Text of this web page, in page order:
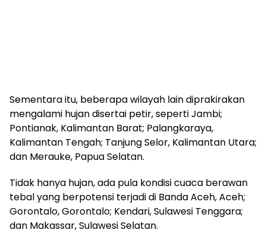
Sementara itu, beberapa wilayah lain diprakirakan
mengalami hujan disertai petir, seperti Jambi;
Pontianak, Kalimantan Barat; Palangkaraya,
Kalimantan Tengah; Tanjung Selor, Kalimantan Utara;
dan Merauke, Papua Selatan.
Tidak hanya hujan, ada pula kondisi cuaca berawan
tebal yang berpotensi terjadi di Banda Aceh, Aceh;
Gorontalo, Gorontalo; Kendari, Sulawesi Tenggara;
dan Makassar, Sulawesi Selatan.